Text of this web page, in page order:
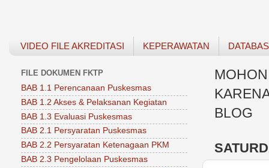
VIDEO FILE AKREDITASI KEPERAWATAN
BLOG
FILE DOKUMEN FKTP
BAB 1.1 Perencanaan Puskesmas
BAB 1.2 Akses & Pelaksanan Kegiatan
BAB 1.3 Evaluasi Puskesmas
BAB 2.1 Persyaratan Puskesmas
BAB 2.2 Persyaratan Ketenagaan PKM
BAB 2.3 Pengelolaan Puskesmas